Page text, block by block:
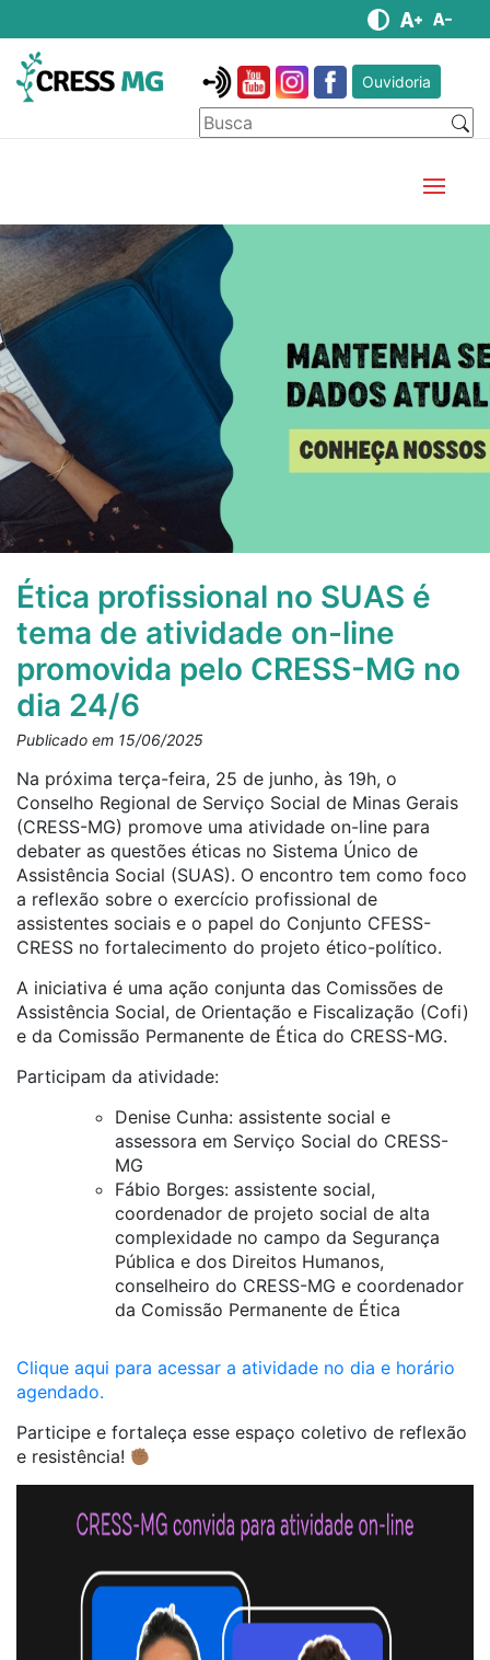
Ouvidoria
Ética profissional no SUAS é
tema de atividade on-line
promovida pelo CRESS-MG no
dia 24/6
Publicado em 15/06/2025
Na próxima terça-feira, 25 de junho, às 19h, o
Conselho Regional de Serviço Social de Minas Gerais
(CRESS-MG) promove uma atividade on-line para
debater as questões éticas no Sistema Único de
Assistência Social (SUAS). O encontro tem como foco
a reflexão sobre o exercício profissional de
assistentes sociais e o papel do Conjunto CFESS-
CRESS no fortalecimento do projeto ético-político.
A iniciativa é uma ação conjunta das Comissões de
Assistência Social, de Orientação e Fiscalização (Cofi)
e da Comissão Permanente de Ética do CRESS-MG.
Participam da atividade:
Denise Cunha: assistente social e
assessora em Serviço Social do CRESS-
MG
Fábio Borges: assistente social,
coordenador de projeto social de alta
complexidade no campo da Segurança
Pública e dos Direitos Humanos,
conselheiro do CRESS-MG e coordenador
da Comissão Permanente de Ética
Clique aqui para acessar a atividade no dia e horário
agendado.
Participe e fortaleça esse espaço coletivo de reflexão
e resistência!